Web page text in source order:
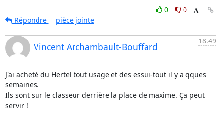
0
0
Répondre
pièce jointe
Vincent Archambault-Bouffard
18:49
J'ai acheté du Hertel tout usage et des essui-tout il y a qques
semaines.
Ils sont sur le classeur derrière la place de maxime. Ça peut
servir !